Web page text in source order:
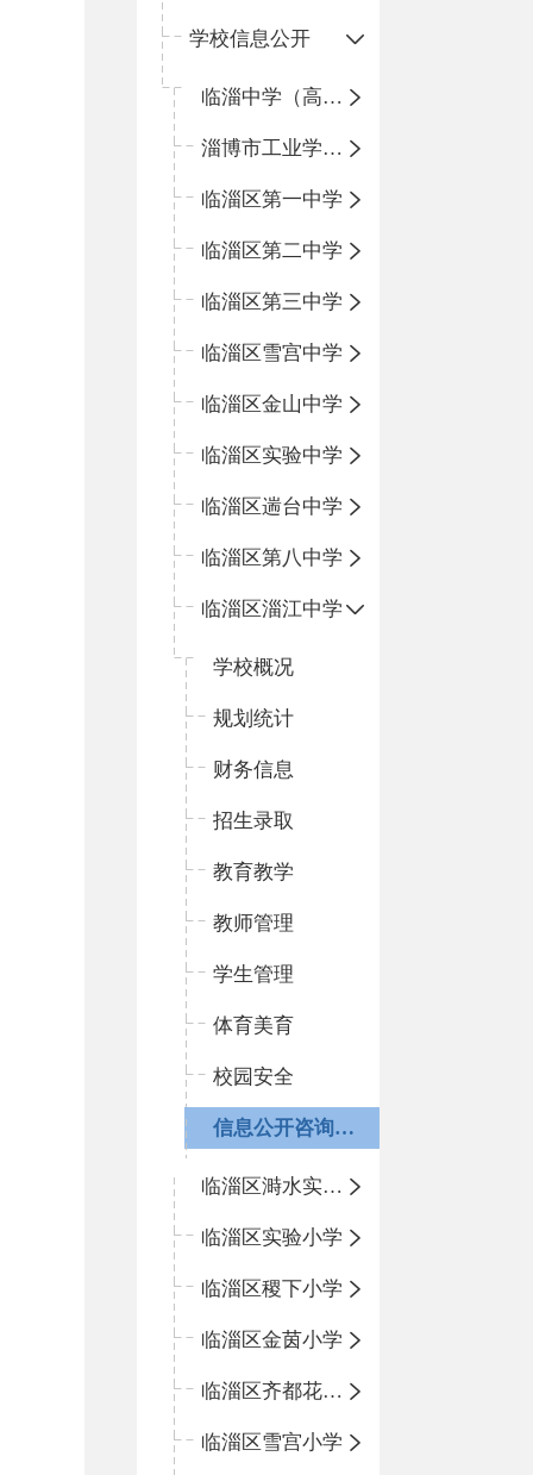
学校信息公开
临淄中学（高中）
淄博市工业学校（中职学校）
临淄区第一中学
临淄区第二中学
临淄区第三中学
临淄区雪宫中学
临淄区金山中学
临淄区实验中学
临淄区遄台中学
临淄区第八中学
临淄区淄江中学
学校概况
规划统计
财务信息
招生录取
教育教学
教师管理
学生管理
体育美育
校园安全
信息公开咨询指南
临淄区溡水实验学校
临淄区实验小学
临淄区稷下小学
临淄区金茵小学
临淄区齐都花园小学
临淄区雪宫小学